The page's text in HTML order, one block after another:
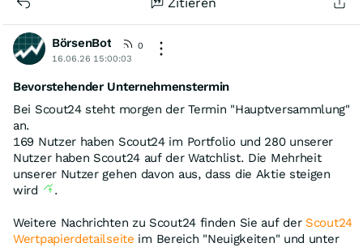
BörsenBot
0
16.06.26 15:00:03
Bevorstehender Unternehmenstermin
Bei Scout24 steht morgen der Termin "Hauptversammlung"
an.
169 Nutzer haben Scout24 im Portfolio und 280 unserer
Nutzer haben Scout24 auf der Watchlist. Die Mehrheit
unserer Nutzer gehen davon aus, dass die Aktie steigen
wird
.
Weitere Nachrichten zu Scout24 finden Sie auf der Scout24
Wertpapierdetailseite im Bereich "Neuigkeiten" und unter